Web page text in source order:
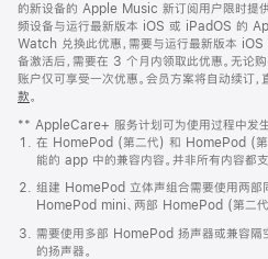
页
脚
的新设备的 Apple Music 新订阅用户限时提供
频设备与运行最新版本 iOS 或 iPadOS 的
Watch 兑换此优惠，需要与运行最新版本
备激活后，需要在 3 个月内领取此优惠。无论
账户仅可享受一次优惠。会员方案将自动续订
款。
窗
口
中
打
开)
** AppleCare+ 服务计划可为使用过程中发生
在 HomePod (第二代) 和 HomePod (第
能的 app 中的兼容内容。并非所有内容都支
组建 HomePod 立体声组合需要使用两部
HomePod mini、两部 HomePod (第二
需要使用多部 HomePod 扬声器或兼容隔
的扬声器。